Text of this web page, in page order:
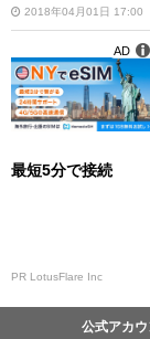
2018年04月01日 17:00
最短5分で接続
PR LotusFlare Inc
AD
公式アカ